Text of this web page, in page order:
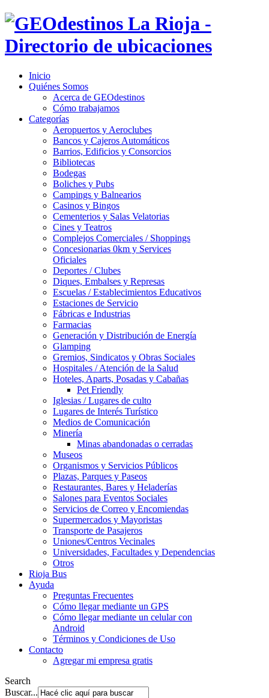
Inicio
Quiénes Somos
Acerca de GEOdestinos
Cómo trabajamos
Categorías
Aeropuertos y Aeroclubes
Bancos y Cajeros Automáticos
Barrios, Edificios y Consorcios
Bibliotecas
Bodegas
Boliches y Pubs
Campings y Balnearios
Casinos y Bingos
Cementerios y Salas Velatorias
Cines y Teatros
Complejos Comerciales / Shoppings
Concesionarias 0km y Services
Oficiales
Deportes / Clubes
Diques, Embalses y Represas
Escuelas / Establecimientos Educativos
Estaciones de Servicio
Fábricas e Industrias
Farmacias
Generación y Distribución de Energía
Glamping
Gremios, Sindicatos y Obras Sociales
Hospitales / Atención de la Salud
Hoteles, Aparts, Posadas y Cabañas
Pet Friendly
Iglesias / Lugares de culto
Lugares de Interés Turístico
Medios de Comunicación
Minería
Minas abandonadas o cerradas
Museos
Organismos y Servicios Públicos
Plazas, Parques y Paseos
Restaurantes, Bares y Heladerías
Salones para Eventos Sociales
Servicios de Correo y Encomiendas
Supermercados y Mayoristas
Transporte de Pasajeros
Uniones/Centros Vecinales
Universidades, Facultades y Dependencias
Otros
Rioja Bus
Ayuda
Preguntas Frecuentes
Cómo llegar mediante un GPS
Cómo llegar mediante un celular con
Android
Términos y Condiciones de Uso
Contacto
Agregar mi empresa gratis
Search
Buscar...